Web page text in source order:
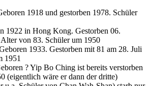
1918 und gestorben 1978. Schüler
1922 in Hong Kong. Gestorben 06.
von 83. Schüler um 1950
1933. Gestorben mit 81 am 28. Juli
1951
? Yip Bo Ching ist bereits verstorben
(eigentlich wäre er dann der dritte)